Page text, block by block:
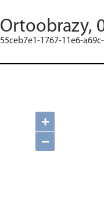
Ortoobrazy,
55ceb7e1-1767-11e6-
+
−